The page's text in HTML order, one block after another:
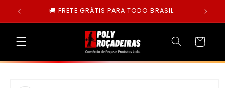
para o
conteúdo
🚚 FRETE GRÁTIS PARA TODO BRASIL
Carrinho